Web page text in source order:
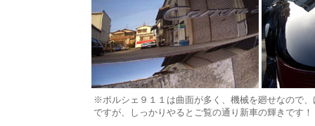
※ポルシェ９１１は曲面が多く、機械を廻せなので
ですが、しっかりやるとご覧の通り新車の輝きです！